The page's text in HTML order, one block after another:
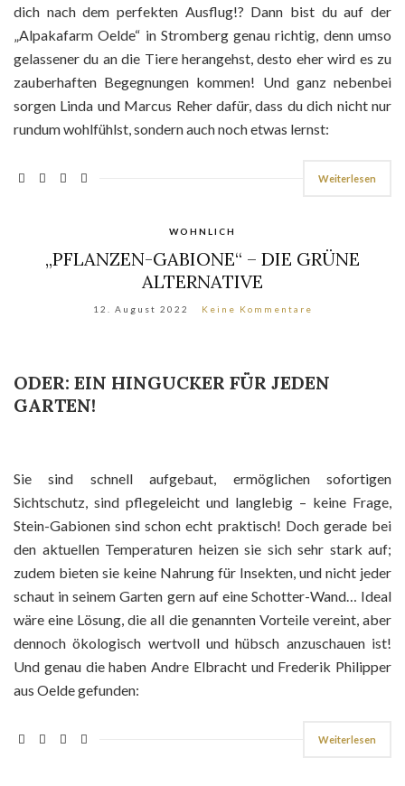
dich nach dem perfekten Ausflug!? Dann bist du auf der
„Alpakafarm Oelde“ in Stromberg genau richtig, denn umso
gelassener du an die Tiere herangehst, desto eher wird es zu
zauberhaften Begegnungen kommen! Und ganz nebenbei
sorgen Linda und Marcus Reher dafür, dass du dich nicht nur
rundum wohlfühlst, sondern auch noch etwas lernst:
Weiterlesen
WOHNLICH
„PFLANZEN-GABIONE“ – DIE GRÜNE
ALTERNATIVE
12. August 2022 Keine Kommentare
ODER: EIN HINGUCKER FÜR JEDEN
GARTEN!
Sie sind schnell aufgebaut, ermöglichen sofortigen
Sichtschutz, sind pflegeleicht und langlebig – keine Frage,
Stein-Gabionen sind schon echt praktisch! Doch gerade bei
den aktuellen Temperaturen heizen sie sich sehr stark auf;
zudem bieten sie keine Nahrung für Insekten, und nicht jeder
schaut in seinem Garten gern auf eine Schotter-Wand… Ideal
wäre eine Lösung, die all die genannten Vorteile vereint, aber
dennoch ökologisch wertvoll und hübsch anzuschauen ist!
Und genau die haben Andre Elbracht und Frederik Philipper
aus Oelde gefunden:
Weiterlesen